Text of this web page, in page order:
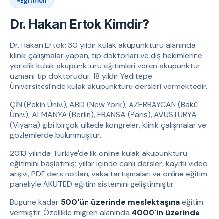
Dr. Hakan Ertok Kimdir?
Dr. Hakan Ertok; 30 yıldır kulak akupunkturu alanında
klinik çalışmalar yapan, tıp doktorları ve diş hekimlerine
yönelik kulak akupunkturu eğitimleri veren akupunktur
uzmanı tıp doktorudur. 18 yıldır Yeditepe
Üniversitesi'nde kulak akupunkturu dersleri vermektedir.
ÇİN (Pekin Üniv.), ABD (New York), AZERBAYCAN (Bakü
Üniv.), ALMANYA (Berlin), FRANSA (Paris), AVUSTURYA
(Viyana) gibi birçok ülkede kongreler, klinik çalışmalar ve
gözlemlerde bulunmuştur.
2013 yılında Türkiye'de ilk online kulak akupunkturu
eğitimini başlatmış; yıllar içinde canlı dersler, kayıtlı video
arşivi, PDF ders notları, vaka tartışmaları ve online eğitim
paneliyle AKUTED eğitim sistemini geliştirmiştir.
Bugüne kadar 500'ün üzerinde meslektaşınaeğitim
vermiştir. Özellikle migren alanında 4000'in üzerinde